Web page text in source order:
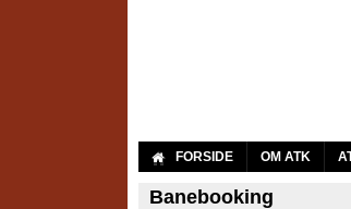
A
FORSIDE OM ATK
Banebooking